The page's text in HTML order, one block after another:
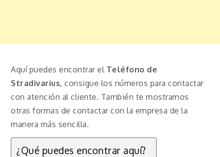
Aquí puedes encontrar el Teléfono de
Stradivarius,consigue los números para contactar
con atención al cliente. También te mostramos
otras formas de contactar con la empresa de la
manera más sencilla.
¿Qué puedes encontrar aquí?